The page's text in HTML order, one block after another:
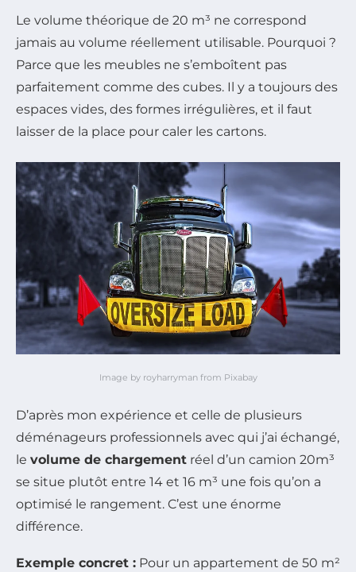
Le volume théorique de 20 m³ ne correspond
jamais au volume réellement utilisable. Pourquoi ?
Parce que les meubles ne s’emboîtent pas
parfaitement comme des cubes. Il y a toujours des
espaces vides, des formes irrégulières, et il faut
laisser de la place pour caler les cartons.
Image by royharryman from Pixabay
D’après mon expérience et celle de plusieurs
déménageurs professionnels avec qui j’ai échangé,
le volume de chargement réel d’un camion 20m³
se situe plutôt entre 14 et 16 m³ une fois qu’on a
optimisé le rangement. C’est une énorme
différence.
Exemple concret : Pour un appartement de 50 m²